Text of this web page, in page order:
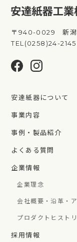
〒940-0029 新潟
TEL(0258)24-
安達紙器について
事業内容
事例・製品紹介
よくある質問
企業情報
企業理念
会社概要・沿革・
プロダクトヒスト
採用情報